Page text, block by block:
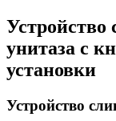
Устройство
унитаза с
установки
Устройство